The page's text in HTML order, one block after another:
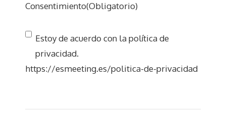
Consentimiento(Obligatorio)
Estoy de acuerdo con la política de
privacidad.
https://esmeeting.es/politica-de-privacidad